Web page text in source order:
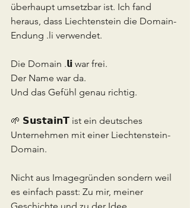
überhaupt umsetzbar ist. Ich fand
heraus, dass Liechtenstein die Domain-
Endung .li verwendet.
Die Domain .𝗹𝗶 war frei.
Der Name war da.
Und das Gefühl genau richtig.
🌱 𝗦𝘂𝘀𝘁𝗮𝗶𝗻𝗧 ist ein deutsches
Unternehmen mit einer Liechtenstein-
Domain.
Nicht aus Imagegründen sondern weil
es einfach passt: Zu mir, meiner